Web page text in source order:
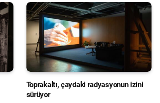
Toprakaltı, çaydaki radyasyonun izini
sürüyor